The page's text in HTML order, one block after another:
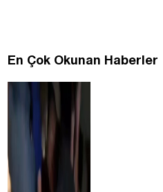
En Çok Okunan Haberler